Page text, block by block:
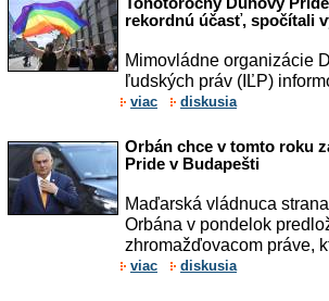
rekordnú účasť, spočítali
Mimovládne organizácie
ľudských práv (IĽP)
viac diskusia
Orbán chce v tomto roku
Pride v Budapešti
Maďarská vládnuca
Orbána v pondelok
zhromažďovacom práve,
viac diskusia